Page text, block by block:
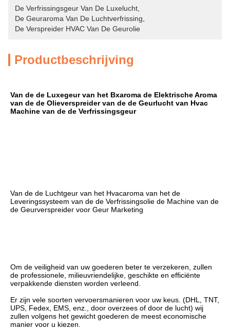
De Verfrissingsgeur Van De Luxelucht
De Geuraroma Van De Luchtverfrissing
De Verspreider HVAC Van De Geurolie
Productbeschrijving
Van de de Luxegeur van het Bxaroma de Elektrische Aroma
van de de Olieverspreider van de de Geurlucht van Hvac
Machine van de de Verfrissingsgeur
Van de de Luchtgeur van het Hvacaroma van het de
Leveringssysteem van de de Verfrissingsolie de Machine van de
de Geurverspreider voor Geur Marketing
Om de veiligheid van uw goederen beter te verzekeren, zullen
de professionele, milieuvriendelijke, geschikte en efficiënte
verpakkende diensten worden verleend.
Er zijn vele soorten vervoersmanieren voor uw keus. (DHL, TNT,
UPS, Fedex, EMS, enz., door overzees of door de lucht) wij
zullen volgens het gewicht goederen de meest economische
manier voor u kiezen.